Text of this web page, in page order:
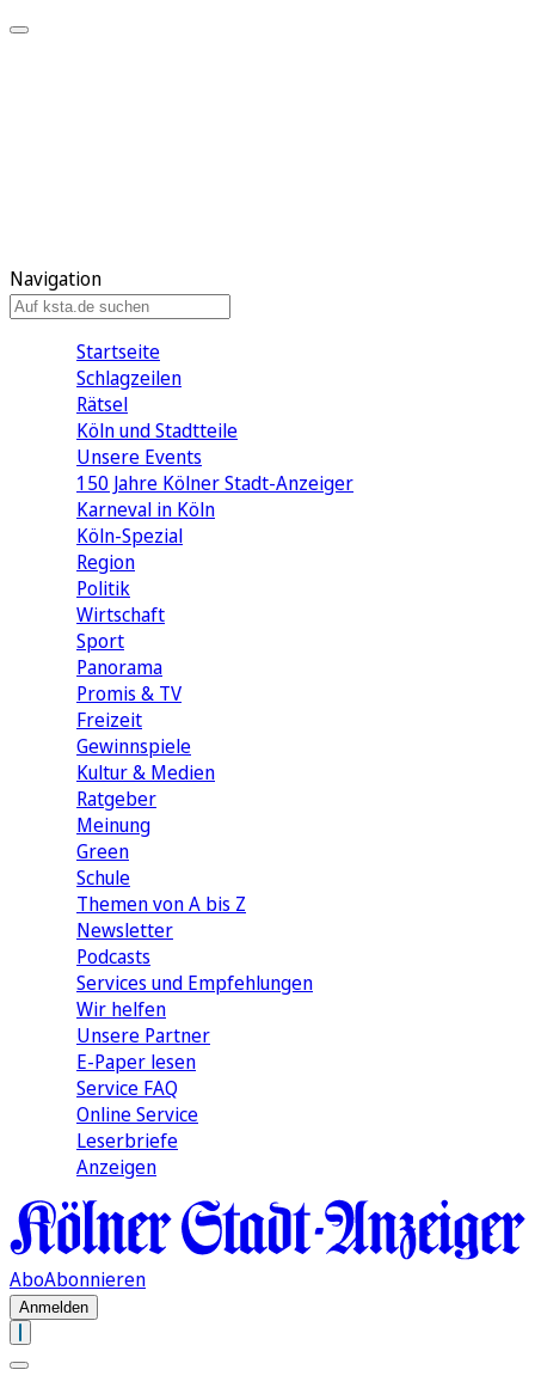
Navigation
Startseite
Schlagzeilen
Rätsel
Köln und Stadtteile
Unsere Events
150 Jahre Kölner Stadt-Anzeiger
Karneval in Köln
Köln-Spezial
Region
Politik
Wirtschaft
Sport
Panorama
Promis & TV
Freizeit
Gewinnspiele
Kultur & Medien
Ratgeber
Meinung
Green
Schule
Themen von A bis Z
Newsletter
Podcasts
Services und Empfehlungen
Wir helfen
Unsere Partner
E-Paper lesen
Service FAQ
Online Service
Leserbriefe
Anzeigen
AboAbonnieren
Anmelden